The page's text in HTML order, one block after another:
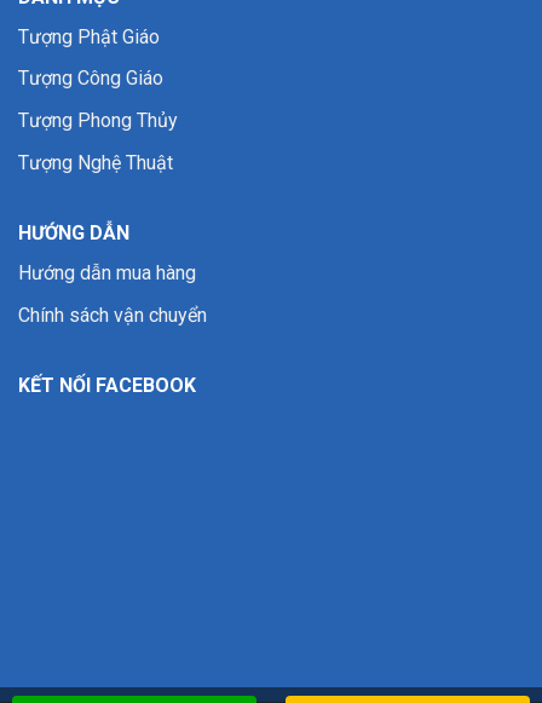
Tượng Phật Giáo
Tượng Công Giáo
Tượng Phong Thủy
Tượng Nghệ Thuật
HƯỚNG DẪN
Hướng dẫn mua hàng
Chính sách vận chuyển
KẾT NỐI FACEBOOK